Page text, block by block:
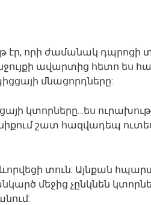
էր, որի ժամանակ դպրոցի
ավարտից հետո ես
մնացորդները:
կտորները…ես
շատ հազվադեպ
տուն: Այնքան
մեջից չընկնեն